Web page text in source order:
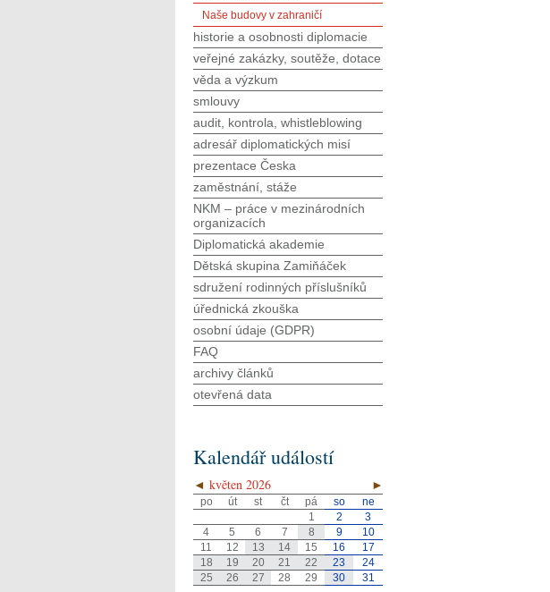
Naše budovy v zahraničí
historie a osobnosti diplomacie
veřejné zakázky, soutěže, dotace
věda a výzkum
smlouvy
audit, kontrola, whistleblowing
adresář diplomatických misí
prezentace Česka
zaměstnání, stáže
NKM – práce v mezinárodních
organizacích
Diplomatická akademie
Dětská skupina Zamiňáček
sdružení rodinných příslušníků
úřednická zkouška
osobní údaje (GDPR)
FAQ
archivy článků
otevřená data
Kalendář událostí
◄ ►
květen 2026
po út st čt pá so
ne
1
2
3
4
5 6 7 8 9
10
11
12 13 14 15 16
17
18
19 20 21 22 23
24
25
26 27 28 29 30 31